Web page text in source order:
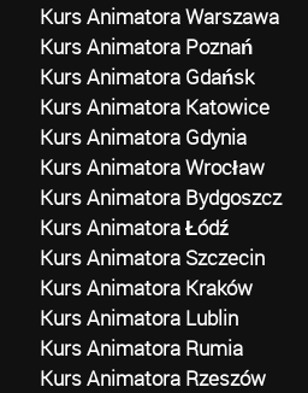
Kurs Animatora Warszawa
Kurs Animatora Poznań
Kurs Animatora Gdańsk
Kurs Animatora Katowice
Kurs Animatora Gdynia
Kurs Animatora Wrocław
Kurs Animatora Bydgoszcz
Kurs Animatora Łódź
Kurs Animatora Szczecin
Kurs Animatora Kraków
Kurs Animatora Lublin
Kurs Animatora Rumia
Kurs Animatora Rzeszów